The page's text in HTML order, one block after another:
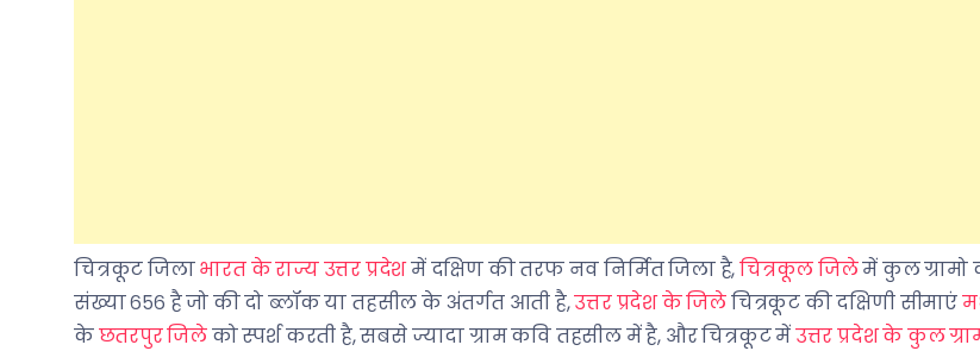
चित्रकूट जिलाभारत के राज्यउत्तर प्रदेशमें दक्षिण की तरफ नव निर्मित जिला है,चित्रकूल जिलेमें कुल ग्रामो
संख्या ६५६ है जो की दो ब्लॉक या तहसील के अंतर्गत आती है,उत्तर प्रदेश के जिलेचित्रकूट की दक्षिणी सीमाएं
केछतरपुर जिलेको स्पर्श करती है, सबसे ज्यादा ग्राम कवि तहसील में है, और चित्रकूट मेंउत्तर प्रदेश के कुल